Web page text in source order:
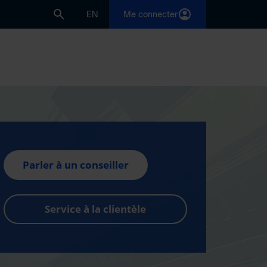
EN Me connecter
Parler à un conseiller
Service à la clientèle